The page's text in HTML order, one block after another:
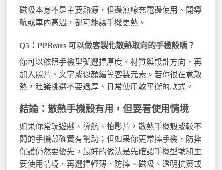
磁吸本身不是主要熱源，但邊無線充電邊使用、開導
航或車內高溫，都可能讓手機更熱。
Q5：PPBears 可以做客製化散熱取向的手機殼嗎？
你可以依照手機型號選擇厚度、材質與設計方向，再
加入照片、文字或似顏繪等客製元素。若你很在意散
熱，建議挑選不要過厚、日常使用較平衡的款式。
結論：散熱手機殼有用，但要看使用情境
如果你常玩遊戲、導航、拍影片，散熱手機殼或較不
悶的手機殼確實有幫助；但如果你更常摔手機，防摔
保護仍然要優先。最好的做法是先確認手機型號和主
要使用情境，再選擇輕薄、防摔、磁吸、透明抗黃或